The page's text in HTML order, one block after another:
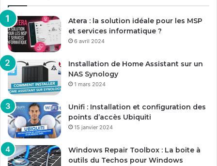
Atera : la solution idéale pour les MSP
et services informatique ?
6 avril 2024
Installation de Home Assistant sur un
NAS Synology
1 mars 2024
Unifi : Installation et configuration des
points d’accès Ubiquiti
15 janvier 2024
Windows Repair Toolbox : La boite à
outils du Techos pour Windows